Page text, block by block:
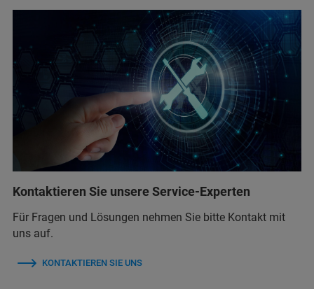
Kontaktieren Sie unsere Service-Experten
Für Fragen und Lösungen nehmen Sie bitte Kontakt mit
uns auf.
KONTAKTIEREN SIE UNS